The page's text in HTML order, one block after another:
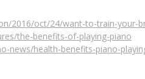
2016/oct/24/want-to-train-your-
the-benefits-of-playing-piano
news/health-benefits-piano-